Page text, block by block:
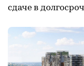
сдаче в